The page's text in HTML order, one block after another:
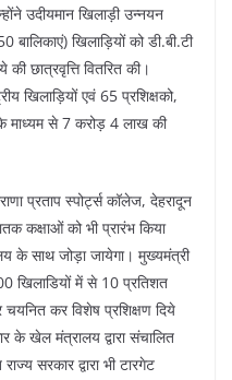
उदीयमान खिलाड़ी उन्नयन
खिलाड़ियों को डी.बी.टी
छात्रवृत्ति वितरित की।
खिलाड़ियों एवं 65 प्रशिक्षको,
माध्यम से 7 करोड़ 4 लाख की
प्रताप स्पोर्ट्स कॉलेज, देहरादून
कक्षाओं को भी प्रारंभ किया
के साथ जोड़ा जायेगा। मुख्यमंत्री
खिलाडियों में से 10 प्रतिशत
कर विशेष प्रशिक्षण दिये
के खेल मंत्रालय द्वारा संचालित
सरकार द्वारा भी टारगेट